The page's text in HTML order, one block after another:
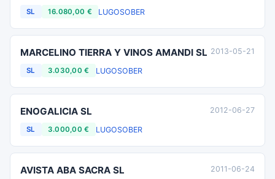
SL 16.080,00 € LUGOSOBER
MARCELINO TIERRA Y VINOS AMANDI SL
SL 3.030,00 € LUGOSOBER
2013-05-21
ENOGALICIA SL
SL 3.000,00 € LUGOSOBER
2012-06-27
AVISTA ABA SACRA SL 2011-06-24